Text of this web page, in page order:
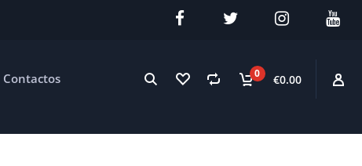
0 €0.00
Contactos